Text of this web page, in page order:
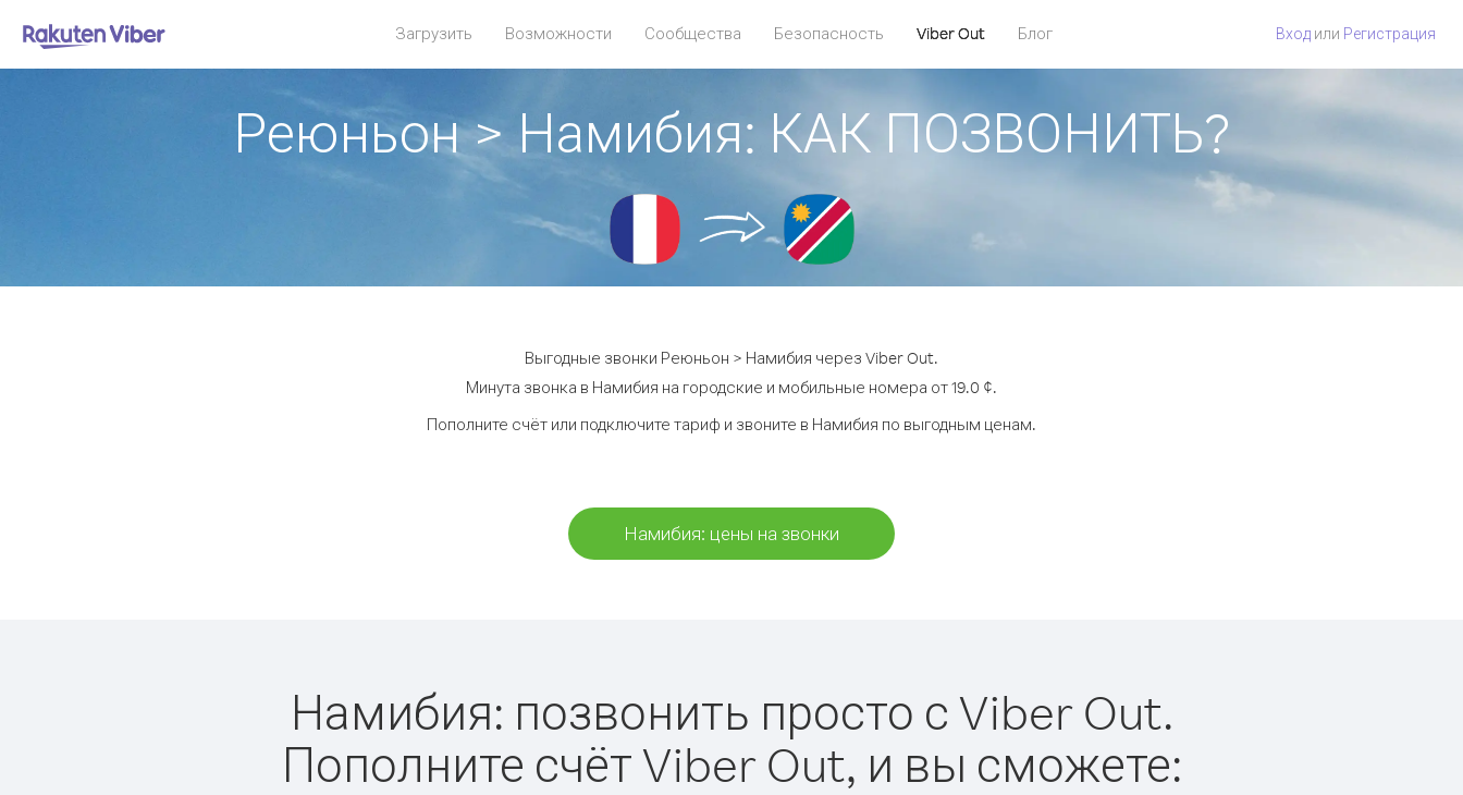
Загрузить Возможности Сообщества Безопасность Viber Out Блог Вход или Регистрация
Реюньон > Намибия: КАК ПОЗВОНИТЬ?
Выгодные звонки Реюньон > Намибия через Viber Out.
Минута звонка в Намибия на городские и мобильные номера от 19.0 ¢.
Пополните счёт или подключите тариф и звоните в Намибия по выгодным ценам.
Намибия: цены на звонки
Намибия: позвонить просто с Viber Out.
Пополните счёт Viber Out, и вы сможете: